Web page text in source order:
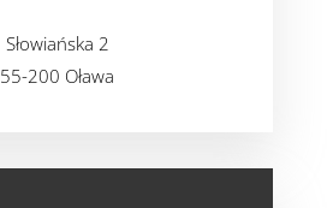
Słowiańska 2
55-200 Oława